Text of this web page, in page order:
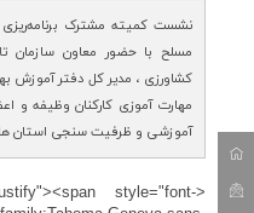
نشست کمیته مشترک برنامه‌ریزی
مسلح با حضور معاون
کشاورزی ، مدیر کل دفتر آموزش
مهارت آموزی کارکنان وظیفه و
آموزشی و ظرفیت سنجی استان ها در سال 1405
style="font-